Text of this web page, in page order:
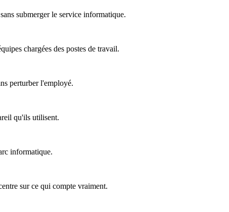
submerger le service informatique.
chargées des postes de travail.
perturber l'employé.
qu'ils utilisent.
informatique.
sur ce qui compte vraiment.